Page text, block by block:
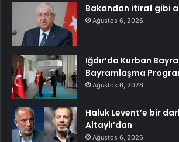
Bakandan itiraf gibi
Ağustos 6, 2026
Iğdır’da Kurban
Bayramlaşma
Ağustos 6, 2026
Haluk Levent’e bir
Altaylı’dan
Ağustos 6, 2026